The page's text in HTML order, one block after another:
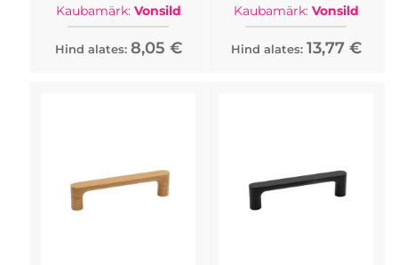
Kaubamärk: Vonsild
Hind alates: 8,05 €
Kaubamärk: Vonsild
Hind alates: 13,77 €